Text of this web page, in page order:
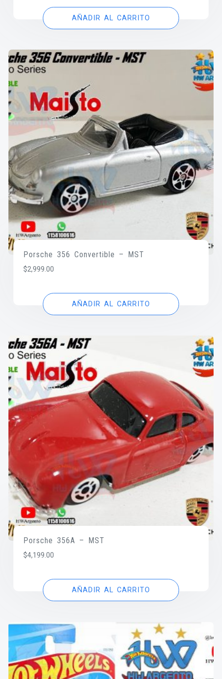
AÑADIR AL CARRITO
Porsche 356 Convertible – MST
$2,999.00
AÑADIR AL CARRITO
Porsche 356A – MST
$4,199.00
AÑADIR AL CARRITO